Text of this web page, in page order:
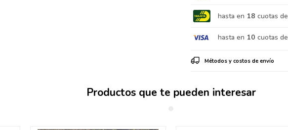
hasta en 18 cuotas de
hasta en 10 cuotas de
Métodos y costos de envío
Productos que te pueden interesar